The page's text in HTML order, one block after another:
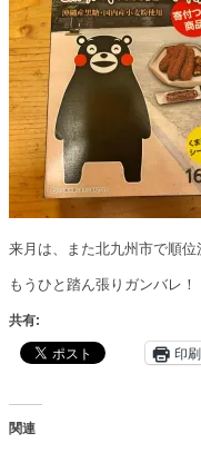
来月は、また北九州市で順位
もうひと踏ん張りガンバレ！
共有:
印刷
関連